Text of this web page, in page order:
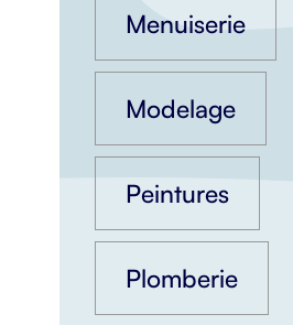
Menuiserie
Modelage
Peintures
Plomberie